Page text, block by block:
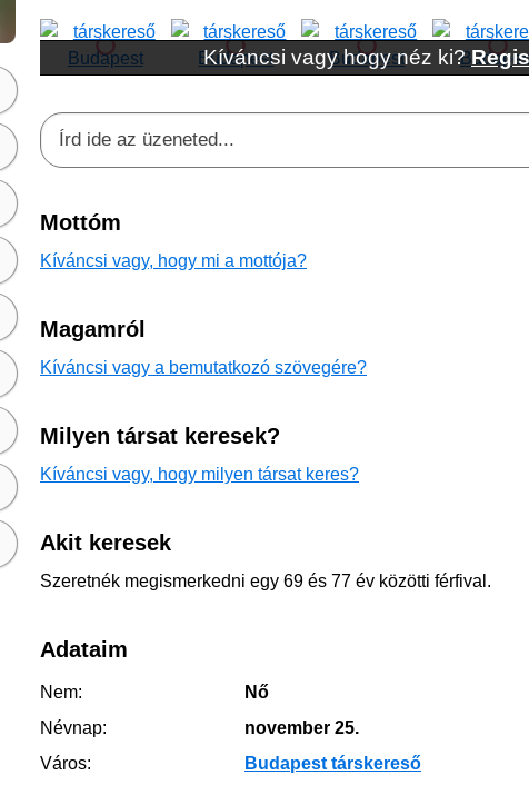
Kíváncsi vagy hogy néz ki?
Mottóm
Kíváncsi vagy, hogy mi a mottója?
Magamról
Kíváncsi vagy a bemutatkozó szövegére?
Milyen társat keresek?
Kíváncsi vagy, hogy milyen társat keres?
Akit keresek
Szeretnék megismerkedni egy 69 és 77 év közötti férfival.
Adataim
Nem:
Nő
Névnap:
november 25.
Város:
Budapest társkereső